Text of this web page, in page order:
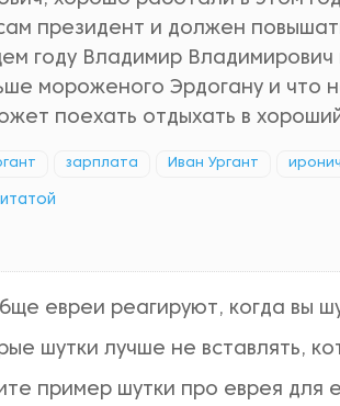
президент и должен
году Владимир
мороженого Эрдогану и что
поехать отдыхать в
зарплата Иван Ургант
евреи реагируют, когда вы
шутки лучше не вставлять,
пример шутки про еврея для